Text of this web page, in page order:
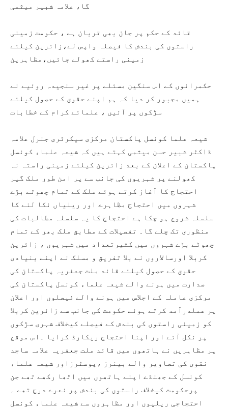
گا، علامہ شبیر میثمی
قائد کے حکم پر جان بھی قربان ہے ، حکومت زمینی
راستوں کی بندش کا فیصلہ واپس لے،زائرین کیلئے
زمینی راستے کھولے جائیں،مظاہرین
حکمرانوں کے اس سنگین مسئلے پر غیر سنجیدہ روئیے نے
ہمیں مجبور کر دیا کہ ہم اپنے حقوق کے حصول کیلئے
سڑکوں پر آئیں ، علمائے کرام کے خطابات
شیعہ علما کونسل پاکستان مرکزی سیکرٹری جنرل علامہ
ڈاکٹر شبیر حسن میثمی کہتے ہیں کہ شیعہ علماء کونسل
پاکستان کے اعلان کے بعد زائرین کیلئے زمینی راستہ نہ
کھولنے پر شہریوں کی جانب سے پر امن طور ملک گیر
احتجاج کا آغاز کرتے ہوئے ملک کے تمام چھوٹے بڑے
شہروں میں احتجاج مظاہرے اور ریلیاں نکا لنے کا
سلسلہ شروع ہو چکا ہے احتجاج کا یہ سلسلہ مطالبات کی
منظوری تک چلے گا۔ تفصیلات کے مطابق ملک بھر کے تمام
چھوٹے بڑے شہروں میں کثیرتعداد میں شہریوں ، زائرین
کربلا اورسالاروں نے بلا تفریق و مسلک نے اپنے بنیادی
حقوق کے حصول کیلئے قائد ملت جعفریہ پاکستان کی
صدارت میں ہونے والے شیعہ علماء کونسل پاکستان کی
مرکزی عاملہ کے اجلاس میں ہونے والے فیصلوں اور اعلان
پر عملدرآمد کرتے ہوئے حکومت کی جانب سے زائرین کربلا
کو زمینی راستوں کی بندش کے فیصلے کیخلاف شہری سڑکوں
پر نکل آئے اور اپنا احتجاج ریکارڈ کرایا ۔اس موقع
پر مظاہریں نے ہاتھوں میں قائد ملت جعفریہ علامہ ساجد
نقوی کی تصاویر والے بینرز ،پوسٹرزاور شیعہ علماء
کونسل کے جھنڈے اپنے ہاتھوں میں اٹھا رکھے تھے جن
پرحکومت کیخلاف راستوں کی بندش پر نعرے درج تھے ۔
احتجاجی ریلیوں اور مظاہروں سے شیعہ علماء کونسل